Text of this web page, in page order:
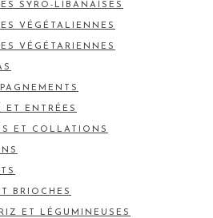
SYRO-LIBANAISES
VÉGÉTALIENNES
VÉGÉTARIENNES
ET ENTRÉES
ET COLLATIONS
BRIOCHES
ET LÉGUMINEUSES